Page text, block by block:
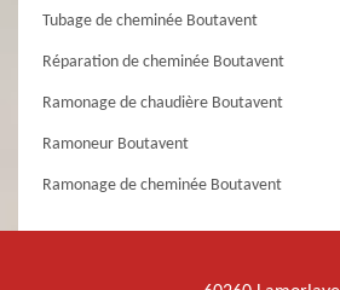
Tubage de cheminée Boutavent
Réparation de cheminée Boutavent
Ramonage de chaudière Boutavent
Ramoneur Boutavent
Ramonage de cheminée Boutavent